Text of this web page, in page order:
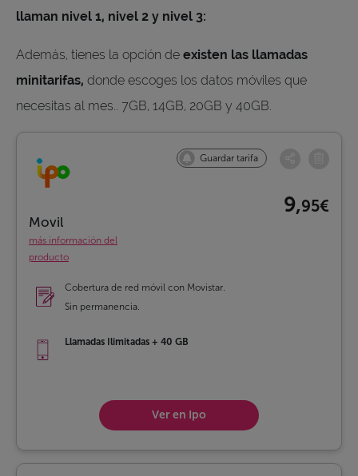
llaman nivel 1, nivel 2 y nivel 3:
Además, tienes la opción de existen las llamadas
minitarifas, donde escoges los datos móviles que
necesitas al mes.. 7GB, 14GB, 20GB y 40GB.
Guardar tarifa
Movil
más información del
producto
9,95€
Ver en Ipo
Cobertura de red móvil con Movistar.
Sin permanencia.
Llamadas Ilimitadas + 40 GB